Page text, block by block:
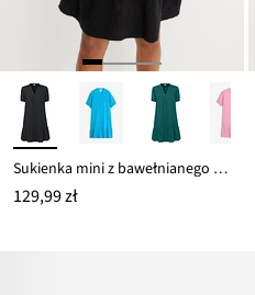
Sukienka mini z bawełnianego muślinu
129,99 zł